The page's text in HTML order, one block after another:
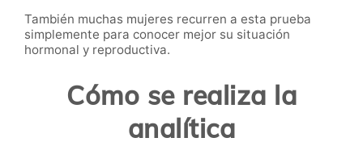
También muchas mujeres recurren a esta prueba
simplemente para conocer mejor su situación
hormonal y reproductiva.
Cómo se realiza la
analítica